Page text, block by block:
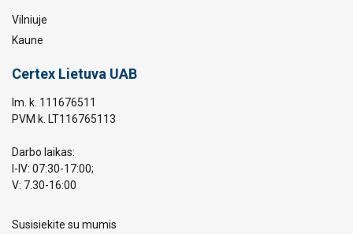
Vilniuje
Kaune
Certex Lietuva UAB
Im. k. 111676511
PVM k. LT116765113
Darbo laikas:
I-IV: 07:30-17:00;
V: 7.30-16:00
Susisiekite su mumis